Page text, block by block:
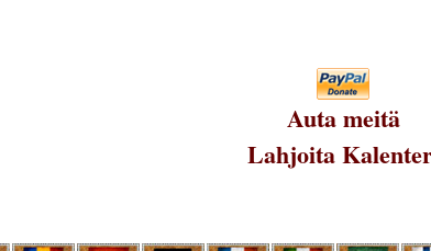
Auta meitä
Lahjoita